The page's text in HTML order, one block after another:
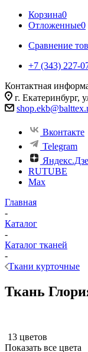
Корзина0
Отложенные0
Сравнение
+7 (343) 227-
Контактная
г. Екатеринбург,
Вконтакте
Telegram
RUTUBE
Max
Главная
-
Каталог
-
Каталог тканей
-
Ткани курточные
Ткань
13 цветов
Показать все цвета